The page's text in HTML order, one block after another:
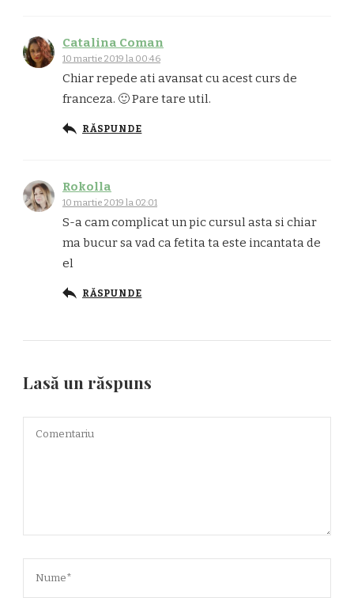
Catalina Coman
10 martie 2019 la 00:46
Chiar repede ati avansat cu acest curs de
franceza. 🙂 Pare tare util.
RĂSPUNDE
Rokolla
10 martie 2019 la 02:01
S-a cam complicat un pic cursul asta si chiar
ma bucur sa vad ca fetita ta este incantata de
el
RĂSPUNDE
Lasă un răspuns